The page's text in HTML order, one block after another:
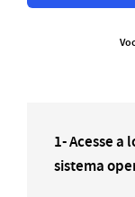
1- Acesse a
sistema